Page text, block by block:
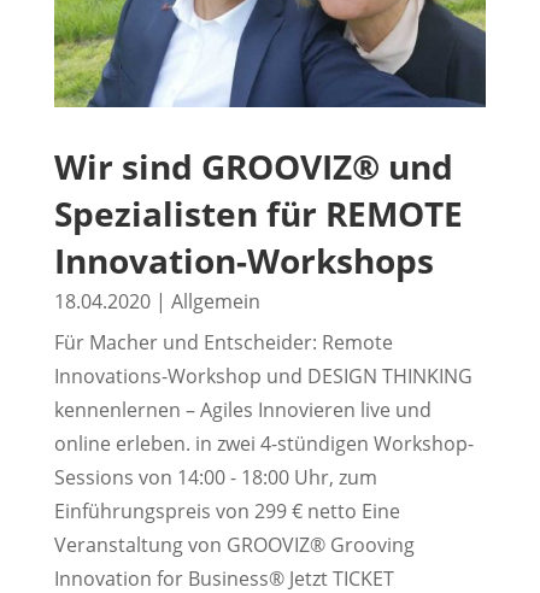
Wir sind GROOVIZ® und
Spezialisten für REMOTE
Innovation-Workshops
18.04.2020| Allgemein
Für Macher und Entscheider: Remote
Innovations-Workshop und DESIGN THINKING
kennenlernen – Agiles Innovieren live und
online erleben. in zwei 4-stündigen Workshop-
Sessions von 14:00 - 18:00 Uhr, zum
Einführungspreis von 299 € netto Eine
Veranstaltung von GROOVIZ® Grooving
Innovation for Business® Jetzt TICKET